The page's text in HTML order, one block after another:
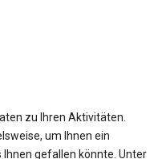
zu Ihren Aktivitäten.
um Ihnen ein
gefallen könnte. Unter